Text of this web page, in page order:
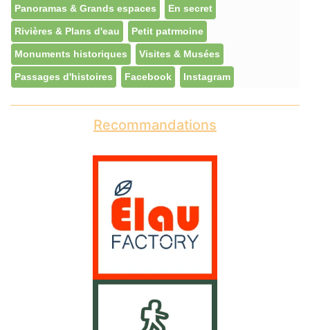
Panoramas & Grands espaces En secret
Rivières & Plans d'eau Petit patrmoine
Monuments historiques Visites & Musées
Passages d'histoires Facebook Instagram
Recommandations